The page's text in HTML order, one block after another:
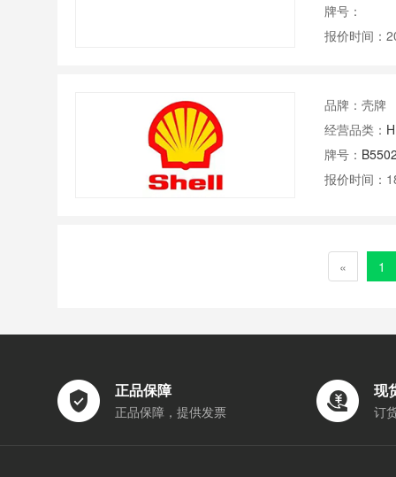
牌号：
报价时间：
品牌：壳牌
经营品类：
牌号：
报价时间：
« 1
正品保障
正品保障，提供发票
现
订